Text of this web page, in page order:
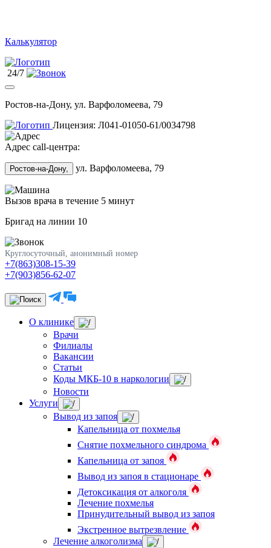
Калькулятор
24/7
Ростов-на-Дону, ул. Варфоломеева, 79
Лицензия: Л041-01050-61/0034798
Адрес call-центра:
Ростов-на-Дону, ул. Варфоломеева, 79
Вызов врача в течение 5 минут
Бригад на линии 10
Круглосуточный, анонимный номер
+7(863)308-15-39
+7(903)856-62-07
О клинике
Врачи
Филиалы
Вакансии
Статьи
Коды МКБ-10 в наркологии
Новости
Услуги
Вывод из запоя
Капельница от похмелья
Снятие похмельного синдрома
Капельница от запоя
Вывод из запоя в стационаре
Детоксикация от алкоголя
Лечение похмелья
Принудительный вывод из запоя
Экстренное вытрезвление
Лечение алкоголизма